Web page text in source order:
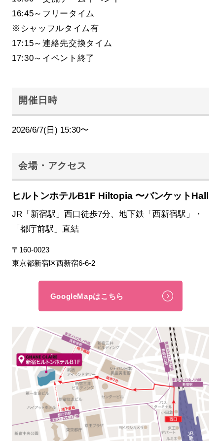
16:45～フリータイム
※シャッフルタイム有
17:15～連絡先交換タイム
17:30～イベント終了
開催日時
2026/6/7(日) 15:30〜
会場・アクセス
ヒルトンホテルB1F Hiltopia 〜バンケットHall
JR「新宿駅」西口徒歩7分、地下鉄「西新宿駅」・
「都庁前駅」直結
〒160-0023
東京都新宿区西新宿6-6-2
GoogleMapはこちら